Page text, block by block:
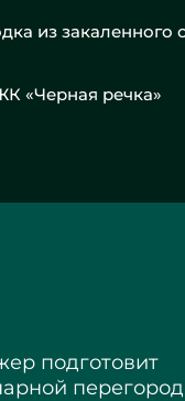
из закаленного
«Черная речка»
подготовит